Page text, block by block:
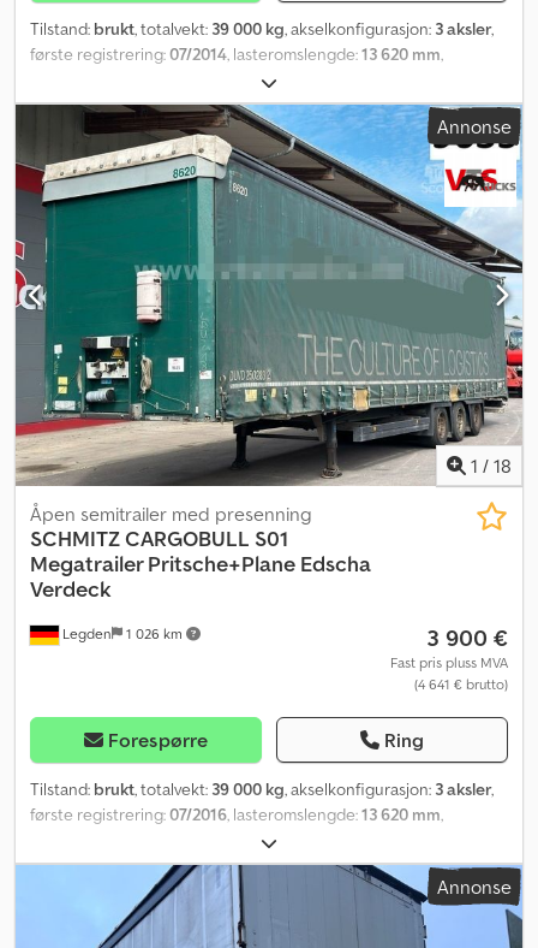
Tilstand: brukt, totalvekt: 39 000 kg, akselkonfigurasjon: 3 aksler,
første registrering:07/2014, lasteromslengde:13 620 mm,
, lasteromshøyde:
bredde:2 550 mm, total høyde:4 000 mm, Utstyr:ABS,
Annonse
1 / 18
Legden 1 026 km
Åpen semitrailer med presenning
SCHMITZ CARGOBULL S01
Megatrailer Pritsche+Plane Edscha
Verdeck
3 900 €
Fast pris pluss MVA
(4 641 € brutto)
Forespørre Ring
Tilstand: brukt, totalvekt: 39 000 kg, akselkonfigurasjon: 3 aksler,
første registrering:07/2016 , lasteromslengde:13 620 mm
, lasteromshøyde:
bredde:2 550 mm, total høyde:4 000 mm, Utstyr:ABS,
Annonse